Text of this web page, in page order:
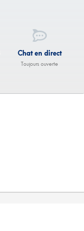
Chat en direct
Toujours ouverte